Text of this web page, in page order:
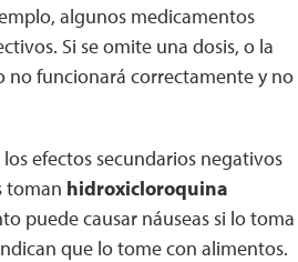
algunos medicamentos
Si se omite una dosis, o la
funcionará correctamente y no
efectos secundarios negativos
toman hidroxicloroquina
puede causar náuseas si lo toma
que lo tome con alimentos.